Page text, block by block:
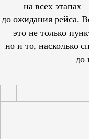
на всех этапах
до ожидания рейса.
это не только
но и то, насколько
до